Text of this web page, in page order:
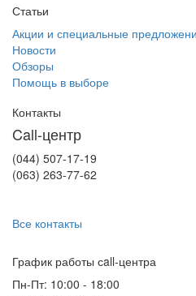
Статьи
Акции и специальные
Новости
Обзоры
Помощь в выборе
Контакты
Call-центр
(044) 507-17-19
(063) 263-77-62
Все контакты
График работы сall-центра
Пн-Пт: 10:00 - 18:00